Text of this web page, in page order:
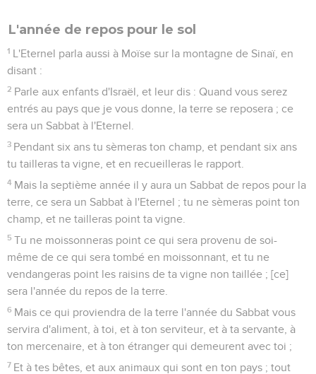
L'année de repos pour le sol
1 L'Eternel parla aussi à Moïse sur la montagne de Sinaï, en
disant :
2 Parle aux enfants d'Israël, et leur dis : Quand vous serez
entrés au pays que je vous donne, la terre se reposera ; ce
sera un Sabbat à l'Eternel.
3 Pendant six ans tu sèmeras ton champ, et pendant six ans
tu tailleras ta vigne, et en recueilleras le rapport.
4 Mais la septième année il y aura un Sabbat de repos pour la
terre, ce sera un Sabbat à l'Eternel ; tu ne sèmeras point ton
champ, et ne tailleras point ta vigne.
5 Tu ne moissonneras point ce qui sera provenu de soi-
même de ce qui sera tombé en moissonnant, et tu ne
vendangeras point les raisins de ta vigne non taillée ; [ce]
sera l'année du repos de la terre.
6 Mais ce qui proviendra de la terre l'année du Sabbat vous
servira d'aliment, à toi, et à ton serviteur, et à ta servante, à
ton mercenaire, et à ton étranger qui demeurent avec toi ;
7 Et à tes bêtes, et aux animaux qui sont en ton pays ; tout